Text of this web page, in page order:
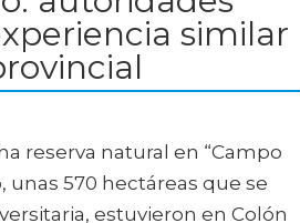
similar
reserva natural en “Campo
unas 570 hectáreas que se
estuvieron en Colón